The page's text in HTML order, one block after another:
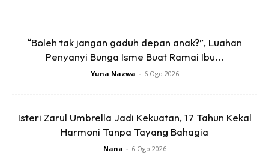
Ads
“Boleh tak jangan gaduh depan anak?”, Luahan
Penyanyi Bunga Isme Buat Ramai Ibu...
Yuna Nazwa - 6 Ogo 2026
Isteri Zarul Umbrella Jadi Kekuatan, 17 Tahun Kekal
Harmoni Tanpa Tayang Bahagia
Nana - 6 Ogo 2026